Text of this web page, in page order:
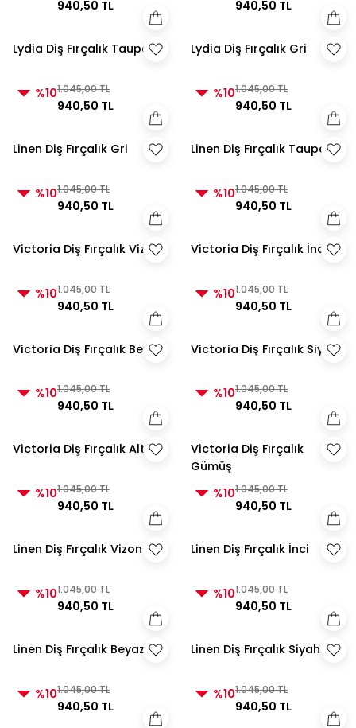
940,50 TL
940,50 TL
Lydia Diş Fırçalık Taupe
%101.045,00 TL
940,50 TL
Lydia Diş Fırçalık Gri
%101.045,00 TL
940,50 TL
Linen Diş Fırçalık Gri
%101.045,00 TL
940,50 TL
Linen Diş Fırçalık Taupe
%101.045,00 TL
940,50 TL
Victoria Diş Fırçalık Vizon
%101.045,00 TL
940,50 TL
Victoria Diş Fırçalık İnci
%101.045,00 TL
940,50 TL
Victoria Diş Fırçalık Beyaz
%101.045,00 TL
940,50 TL
Victoria Diş Fırçalık Siyah
%101.045,00 TL
940,50 TL
Victoria Diş Fırçalık Altın
%101.045,00 TL
940,50 TL
Victoria Diş Fırçalık
Gümüş
%101.045,00 TL
940,50 TL
Linen Diş Fırçalık Vizon
%101.045,00 TL
940,50 TL
Linen Diş Fırçalık İnci
%101.045,00 TL
940,50 TL
Linen Diş Fırçalık Beyaz
%101.045,00 TL
940,50 TL
Linen Diş Fırçalık Siyah
%101.045,00 TL
940,50 TL